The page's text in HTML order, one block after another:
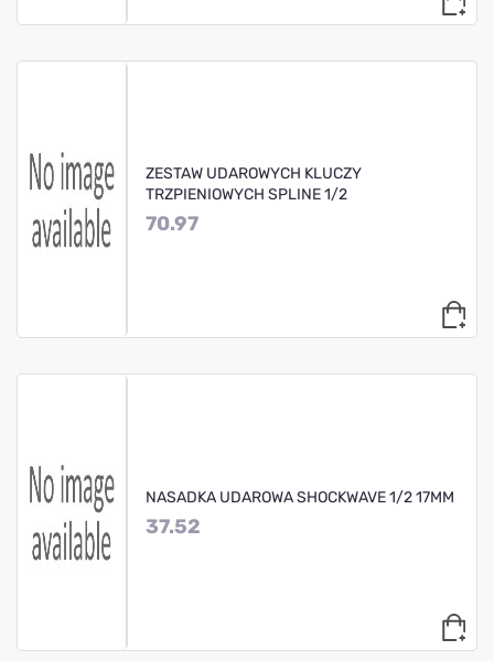
ZESTAW UDAROWYCH KLUCZY
TRZPIENIOWYCH SPLINE 1/2
70.97
NASADKA UDAROWA SHOCKWAVE 1/2 17MM
37.52